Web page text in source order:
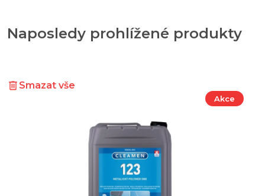
Naposledy prohlížené produkty
Smazat vše
Akce